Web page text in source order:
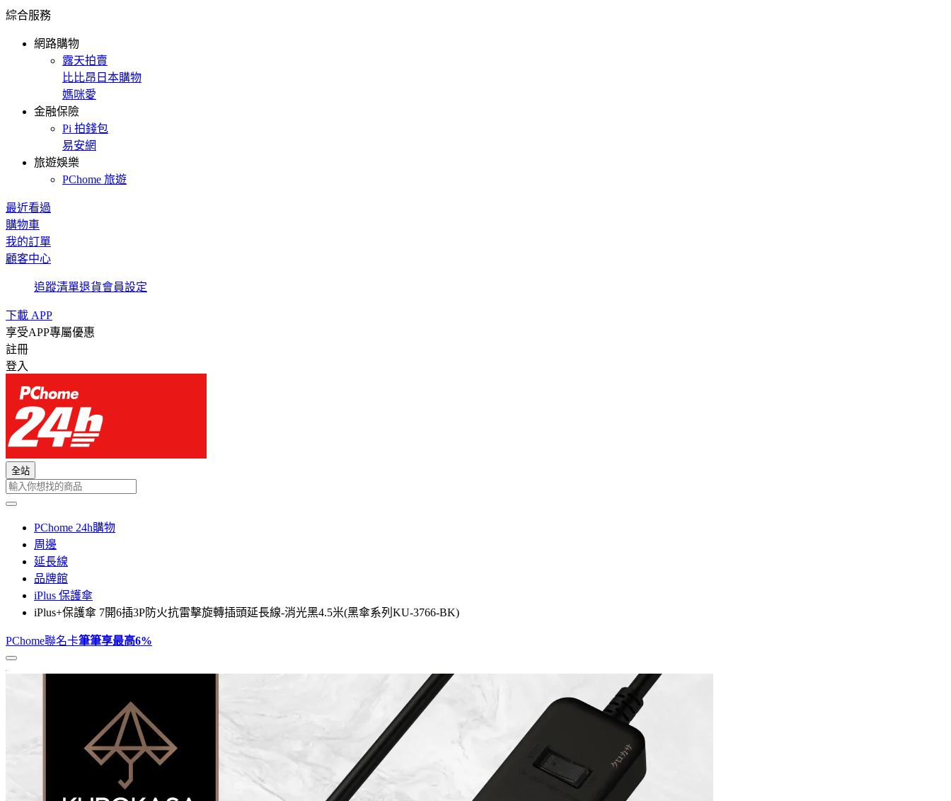
綜合服務
網路購物
露天拍賣
比比昂日本購物
媽咪愛
金融保險
Pi 拍錢包
易安網
旅遊娛樂
PChome 旅遊
最近看過
購物車
我的訂單
顧客中心
追蹤清單退貨會員設定
下載 APP
享受APP專屬優惠
註冊
登入
全站
PChome 24h購物
周邊
延長線
品牌館
iPlus 保護傘
iPlus+保護傘 7開6插3P防火抗雷擊旋轉插頭延長線-消光黑4.5米(黑傘系列KU-3766-BK)
PChome聯名卡筆筆享最高6%